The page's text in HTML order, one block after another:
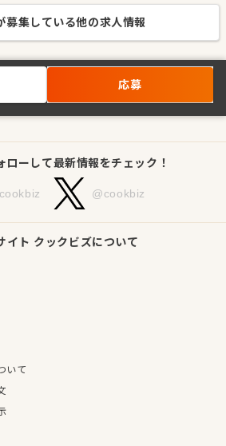
募集している他の求人情報
応募
ローして最新情報をチェック！
@cookbiz
イト クックビズについて
いて